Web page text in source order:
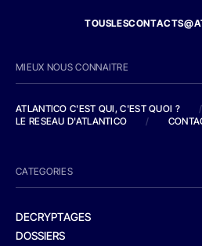
MIEUX NOUS CONNAITRE
ATLANTICO C'EST QUI, C'EST QUOI ?
/
LE RESEAU D'ATLANTICO
/
CATEGORIES
DECRYPTAGES
DOSSIERS